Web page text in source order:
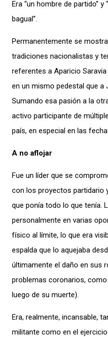
Era “un hombre de partido”
bagual”.
Permanentemente se
tradiciones nacionalistas y
referentes a Aparicio
en un mismo pedestal que a
Sumando esa pasión a la
activo participante de
país, en especial en las
A no aflojar
Fue un líder que se
con los proyectos partidario
que ponía todo lo que tenía.
personalmente en varias
físico al límite, lo que era
espalda que lo aquejaba
últimamente el daño en sus
problemas coronarios,
luego de su muerte).
Era, realmente, incansable,
militante como en el